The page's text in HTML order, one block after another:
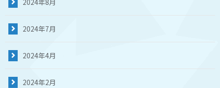
2024年8月
2024年7月
2024年4月
2024年2月